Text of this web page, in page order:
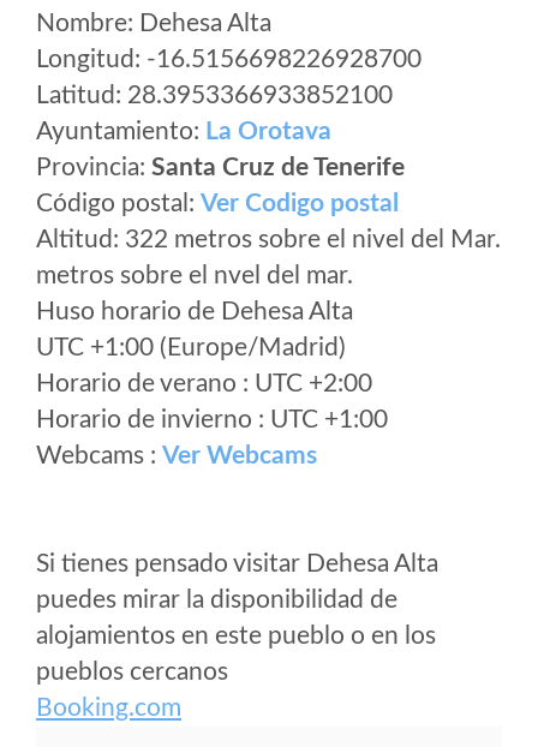
Nombre: Dehesa Alta
Longitud: -16.5156698226928700
Latitud: 28.3953366933852100
Ayuntamiento: La Orotava
Provincia: Santa Cruz de Tenerife
Código postal: Ver Codigo postal
Altitud: 322 metros sobre el nivel del Mar.
metros sobre el nvel del mar.
Huso horario de Dehesa Alta
UTC +1:00 (Europe/Madrid)
Horario de verano : UTC +2:00
Horario de invierno : UTC +1:00
Webcams : Ver Webcams
Si tienes pensado visitar Dehesa Alta
puedes mirar la disponibilidad de
alojamientos en este pueblo o en los
pueblos cercanos
Booking.com